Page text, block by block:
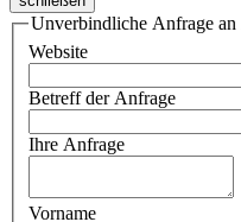
Unverbindliche Anfrage an
Website
Betreff der Anfrage
Ihre Anfrage
Vorname